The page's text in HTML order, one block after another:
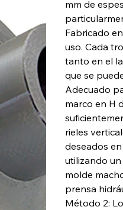
mm de
Fabricado
uso. Cada
tanto en el
que se
Adecuado
marco en H
rieles
deseados
utilizando
molde
prensa
Método 2: